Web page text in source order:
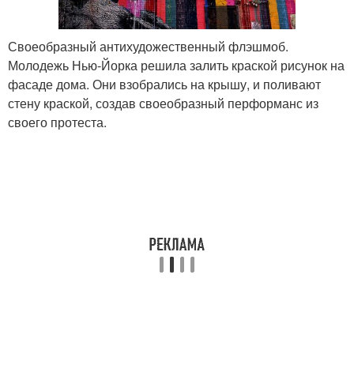
Своеобразный антихудожественный флэшмоб.
Молодежь Нью-Йорка решила залить краской рисунок на
фасаде дома. Они взобрались на крышу, и поливают
стену краской, создав своеобразный перформанс из
своего протеста.